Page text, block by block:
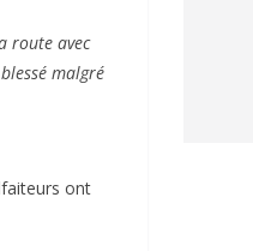
route avec
malgré
ont